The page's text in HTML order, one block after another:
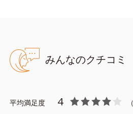
合＝保湿成分
*1 アクリル酸アルキルコポリマー
レモングラス葉／茎エキス、ブドウ葉エ
花エキス、カミツレ花エキス
みんなのクチコミ
平均満足度 4 （